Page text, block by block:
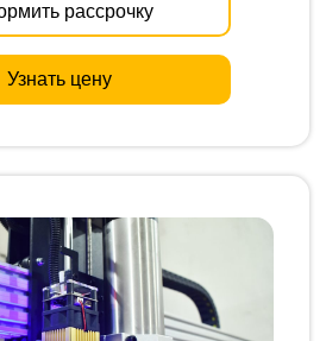
рассрочку
Узнать цену